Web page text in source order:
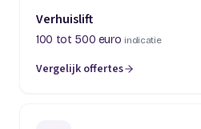
Verhuislift
100 tot 500 euro indicatie
Vergelijk offertes
(opent in een nieuw tabblad)